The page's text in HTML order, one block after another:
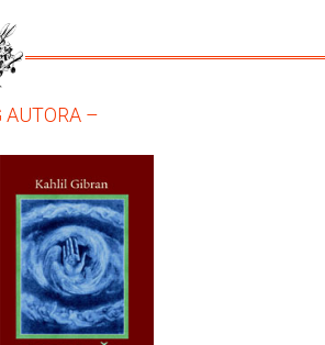
AUTORA –